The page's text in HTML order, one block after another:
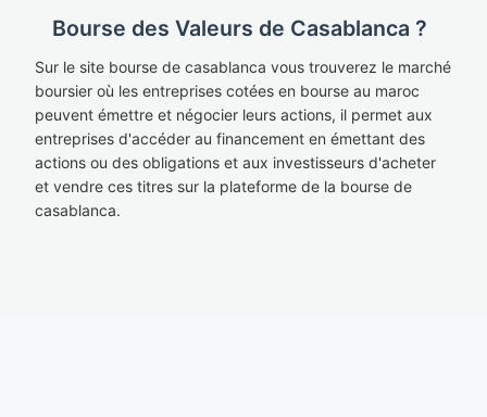
Bourse des Valeurs de Casablanca ?
Sur le site bourse de casablanca vous trouverez le marché
boursier où les entreprises cotées en bourse au maroc
peuvent émettre et négocier leurs actions, il permet aux
entreprises d'accéder au financement en émettant des
actions ou des obligations et aux investisseurs d'acheter
et vendre ces titres sur la plateforme de la bourse de
casablanca.